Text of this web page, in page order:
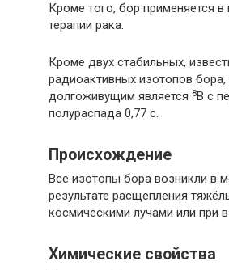
Кроме того, бор применяется в
терапии рака.
Кроме двух стабильных,
радиоактивных изотопов
долгоживущим является 8В с
полураспада 0,77 с.
Происхождение
Все изотопы бора возникли в
результате расщепления
космическими лучами или при
Химические свойства